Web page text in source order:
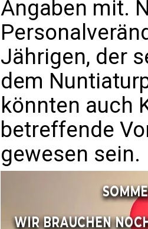
Angaben mit.
Jährigen, der
dem
könnten auch
betreffende
gewesen sein.